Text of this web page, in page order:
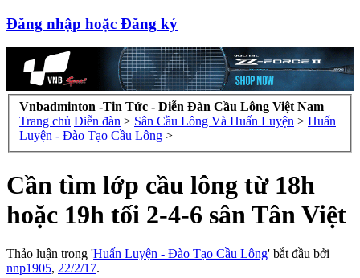
Đăng nhập hoặc Đăng ký
Vnbadminton -Tin Tức - Diễn Đàn Cầu Lông Việt Nam
Trang chủ Diễn đàn > Sân Cầu Lông Và Huấn Luyện > Huấn
Luyện - Đào Tạo Cầu Lông >
Cần tìm lớp cầu lông từ 18h
hoặc 19h tối 2-4-6 sân Tân Việt
Thảo luận trong 'Huấn Luyện - Đào Tạo Cầu Lông' bắt đầu bởi
nnp1905, 22/2/17.